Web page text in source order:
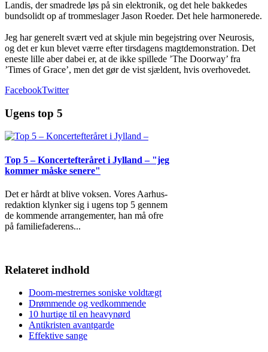
Landis, der smadrede løs på sin elektronik, og det hele bakkedes
bundsolidt op af trommeslager Jason Roeder. Det hele harmonerede.
Jeg har generelt svært ved at skjule min begejstring over Neurosis,
og det er kun blevet værre efter tirsdagens magtdemonstration. Det
eneste lille aber dabei er, at de ikke spillede ’The Doorway’ fra
’Times of Grace’, men det gør de vist sjældent, hvis overhovedet.
FacebookTwitter
Ugens top 5
Top 5 – Koncertefteråret i Jylland – "jeg
kommer måske senere"
Det er hårdt at blive voksen. Vores Aarhus-
redaktion klynker sig i ugens top 5 gennem
de kommende arrangementer, han må ofre
på familiefaderens...
Relateret indhold
Doom-mestrernes soniske voldtægt
Drømmende og vedkommende
10 hurtige til en heavynørd
Antikristen avantgarde
Effektive sange